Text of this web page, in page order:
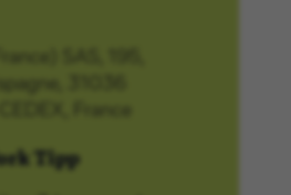
Tipp